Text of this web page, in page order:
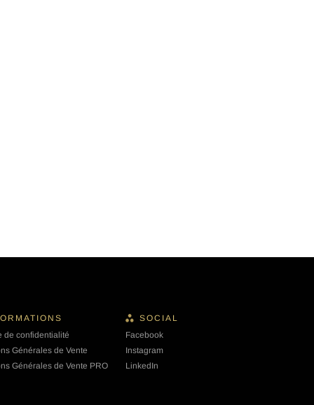
de confidentialité
Générales de Vente
Générales de Vente PRO
SOCIAL
Facebook
Instagram
LinkedIn